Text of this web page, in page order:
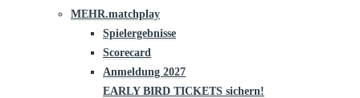
MEHR.matchplay
Spielergebnisse
Scorecard
Anmeldung 2027
EARLY BIRD TICKETS sichern!